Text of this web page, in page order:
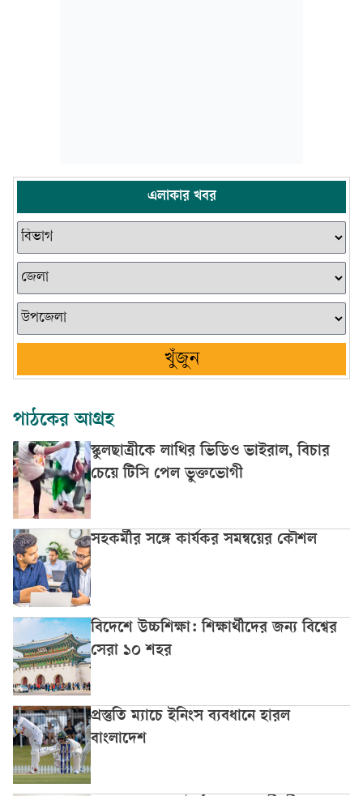
এলাকার খবর
খুঁজুন
পাঠকের আগ্রহ
স্কুলছাত্রীকে লাথির ভিডিও ভাইরাল, বিচার
চেয়ে টিসি পেল ভুক্তভোগী
সহকর্মীর সঙ্গে কার্যকর সমন্বয়ের কৌশল
বিদেশে উচ্চশিক্ষা: শিক্ষার্থীদের জন্য বিশ্বের
সেরা ১০ শহর
প্রস্তুতি ম্যাচে ইনিংস ব্যবধানে হারল
বাংলাদেশ